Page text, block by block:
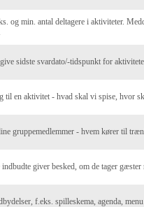
og min. antal deltagere i aktiviteter.
sidste svardato/-tidspunkt for
til en aktivitet - hvad skal vi spise, hvor
gruppemedlemmer - hvem kører til
giver besked, om de tager gæster
f.eks. spilleskema, agenda, menu